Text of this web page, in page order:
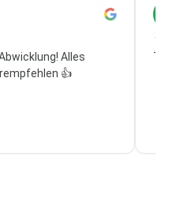
Alles
👍
★